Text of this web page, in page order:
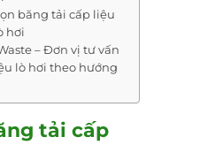
băng tải cấp liệu
hơi
– Đơn vị tư vấn
lò hơi theo hướng
tải cấp